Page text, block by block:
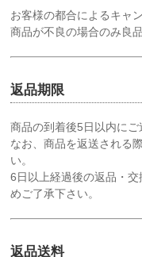
お客様の都合によるキャ
商品が不良の場合のみ良
返品期限
商品の到着後5日以内にご
なお、商品を返送される
い。
6日以上経過後の返品・
めご了承下さい。
返品送料